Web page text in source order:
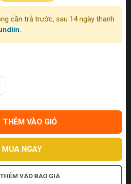
cần trả trước, sau 14 ngày thanh
THÊM VÀO GIỎ
MUA NGAY
THÊM VÀO BÁO GIÁ